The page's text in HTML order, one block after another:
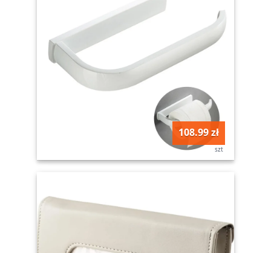
108.99 zł
szt